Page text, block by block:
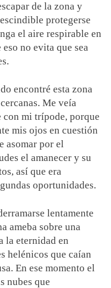
de la zona y
protegerse
el aire respirable en
no evita que sea
encontré esta zona
Me veía
con mi trípode, porque
mis ojos en cuestión
asomar por el
el amanecer y su
así que era
oportunidades.
lentamente
ameba sobre una
la eternidad en
helénicos que caían
En ese momento el
nubes que